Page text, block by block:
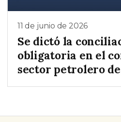
11 de junio de 2026
Se dictó la
obligatoria en el
sector petrolero